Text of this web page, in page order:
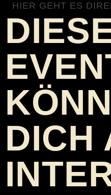
HIER GEHT ES
DICH